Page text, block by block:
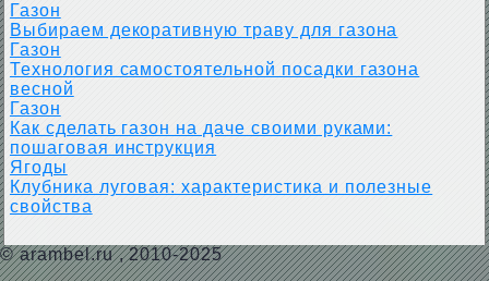
Газон
Выбираем декоративную траву для газона
Газон
Технология самостоятельной посадки газона
весной
Газон
Как сделать газон на даче своими руками:
пошаговая инструкция
Ягоды
Клубника луговая: характеристика и полезные
свойства
© arambel.ru, 2010-2025